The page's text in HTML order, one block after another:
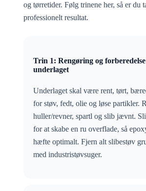
og tørretider. Følg trinene her, så er du
professionelt resultat.
Trin 1: Rengøring og
underlaget
Underlaget skal være rent, tørt,
for støv, fedt, olie og løse partikler.
huller/revner, spartl og slib jævnt.
for at skabe en ru overflade, så
hæfte optimalt. Fjern alt slibestøv
med industristøvsuger.